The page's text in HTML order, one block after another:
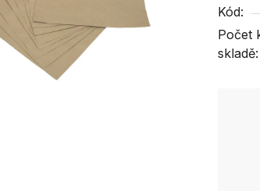
Kód:
Počet
skladě: